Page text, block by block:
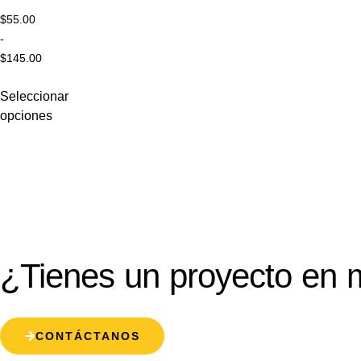
$55.00
-
$145.00
Seleccionar
opciones
¿Tienes un proyecto en
CONTÁCTANOS